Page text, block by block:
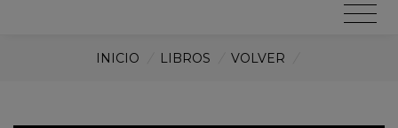
INICIO LIBROS VOLVER